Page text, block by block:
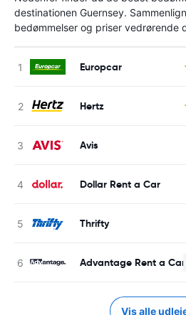
destinationen Guernsey.
bedømmelser og priser vedrørende
Europcar
Hertz
Avis
Dollar Rent a Car
Thrifty
Advantage Rent a Car
Vis alle